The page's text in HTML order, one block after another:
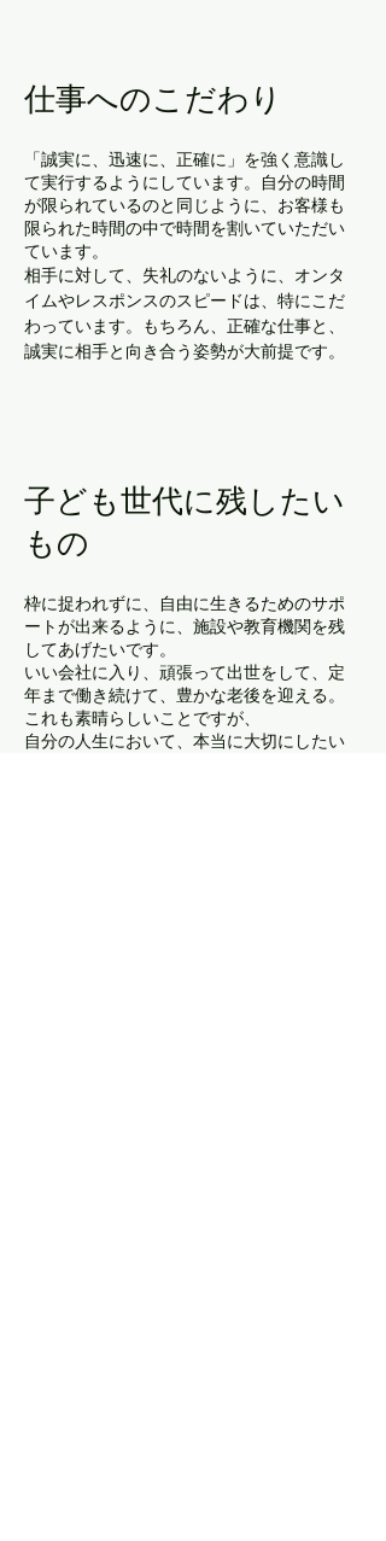
仕事へのこだわり
「誠実に、迅速に、正確に」を強く意識し
て実行するようにしています。自分の時間
が限られているのと同じように、お客様も
限られた時間の中で時間を割いていただい
ています。
相手に対して、失礼のないように、オンタ
イムやレスポンスのスピードは、特にこだ
わっています。もちろん、正確な仕事と、
誠実に相手と向き合う姿勢が大前提です。
子ども世代に残したい
もの
枠に捉われずに、自由に生きるためのサポ
ートが出来るように、施設や教育機関を残
してあげたいです。
いい会社に入り、頑張って出世をして、定
年まで働き続けて、豊かな老後を迎える。
これも素晴らしいことですが、
自分の人生において、本当に大切にしたい